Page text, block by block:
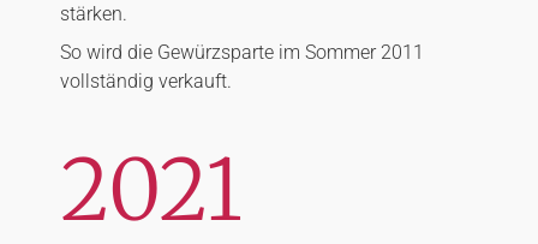
stärken.
So wird die Gewürzsparte im Sommer 2011
vollständig verkauft.
2021